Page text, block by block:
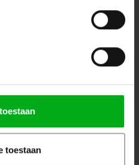
toestaan
en aanbiedingen via email